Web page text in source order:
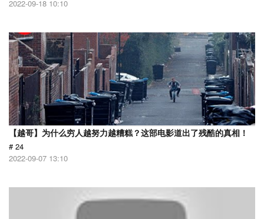
2022-09-18 10:10
【越哥】为什么穷人越努力越糟糕？这部电影道出了残酷的真相！
# 24
2022-09-07 13:10